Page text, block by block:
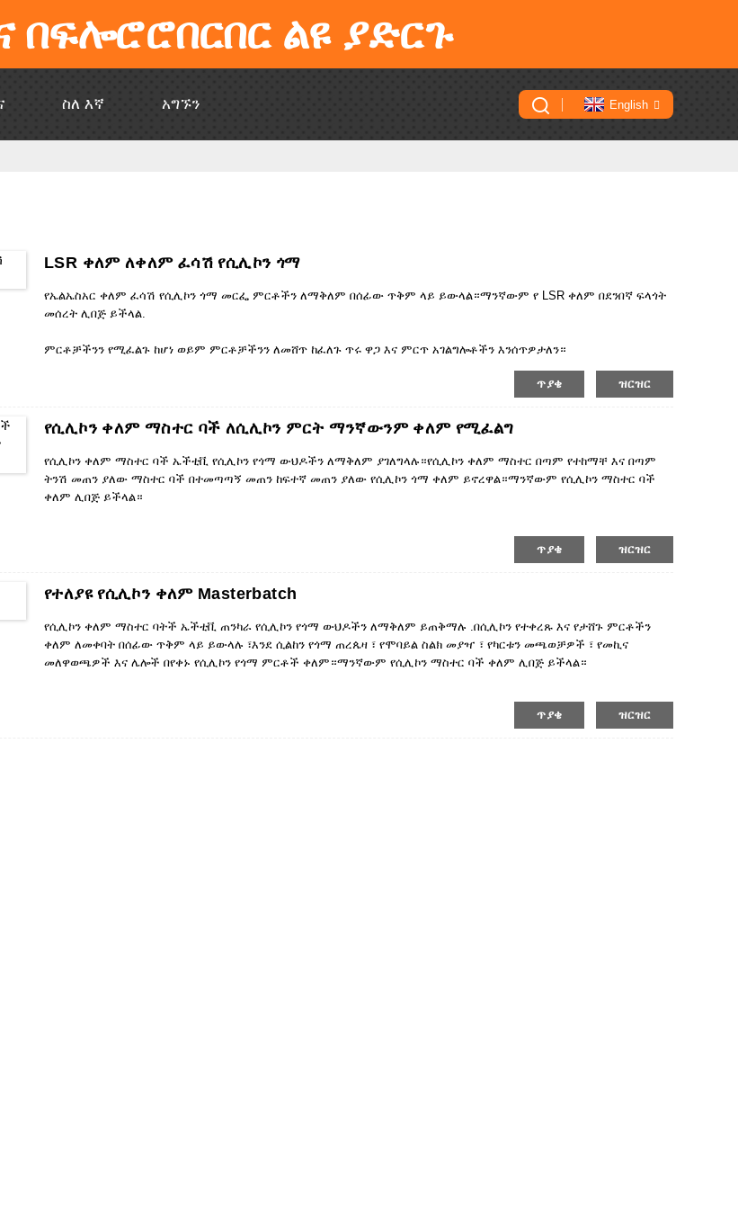
በፍሎሮሮበርበር ልዩ ያድርጉ
ስለ እኛ አግኙን English
LSR ቀለም ለቀለም ፈሳሽ የሲሊኮን ጎማ
የኤልኤስአር ቀለም ፈሳሽ የሲሊኮን ጎማ መርፌ ምርቶችን ለማቅለም በሰፊው ጥቅም ላይ ይውላል።ማንኛውም የ LSR ቀለም በደንበኛ ፍላጎት
መሰረት ሊበጅ ይችላል.
ምርቶቻችንን የሚፈልጉ ከሆነ ወይም ምርቶቻችንን ለመሸጥ ከፈለጉ ጥሩ ዋጋ እና ምርጥ አገልግሎቶችን እንሰጥዎታለን።
ጥያቄ ዝርዝር
የሲሊኮን ቀለም ማስተር ባች ለሲሊኮን ምርት ማንኛውንም ቀለም የሚፈልግ
የሲሊኮን ቀለም ማስተር ባች ኤችቲቪ የሲሊኮን የጎማ ውህዶችን ለማቅለም ያገለግላሉ።የሲሊኮን ቀለም ማስተር በጣም የተከማቸ እና በጣም
ትንሽ መጠን ያለው ማስተር ባች በተመጣጣኝ መጠን ከፍተኛ መጠን ያለው የሲሊኮን ጎማ ቀለም ይኖረዋል።ማንኛውም የሲሊኮን ማስተር ባች
ቀለም ሊበጅ ይችላል።
ምርቶቻችንን የሚፈልጉ ከሆነ ወይም ምርቶቻችንን ለመሸጥ ከፈለጉ ጥሩ ዋጋ እና ምርጥ አገልግሎቶችን እንሰጥዎታለን።
ጥያቄ
ዝርዝር
የተለያዩ የሲሊኮን ቀለም Masterbatch
የሲሊኮን ቀለም ማስተር ባትች ኤችቲቪ ጠንካራ የሲሊኮን የጎማ ውህዶችን ለማቅለም ይጠቅማሉ .በሲሊኮን የተቀረጹ እና የታሸጉ ምርቶችን
ቀለም ለመቀባት በሰፊው ጥቅም ላይ ይውላሉ ፣እንደ ሲልከን የጎማ ጠረጴዛ ፣ የሞባይል ስልክ መያዣ ፣ የካርቱን መጫወቻዎች ፣ የመኪና
መለዋወጫዎች እና ሌሎች በየቀኑ የሲሊኮን የጎማ ምርቶች ቀለም።ማንኛውም የሲሊኮን ማስተር ባች ቀለም ሊበጅ ይችላል።
ምርቶቻችንን የሚፈልጉ ከሆነ ወይም ምርቶቻችንን ለመሸጥ ከፈለጉ ጥሩ ዋጋ እና ምርጥ አገልግሎቶችን እንሰጥዎታለን።
ጥያቄ
ዝርዝር